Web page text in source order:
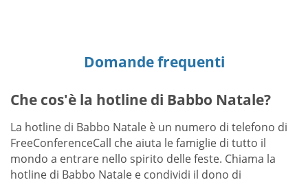
Domande frequenti
Che cos'è la hotline di Babbo Natale?
La hotline di Babbo Natale è un numero di telefono di
FreeConferenceCall che aiuta le famiglie di tutto il
mondo a entrare nello spirito delle feste. Chiama la
hotline di Babbo Natale e condividi il dono di